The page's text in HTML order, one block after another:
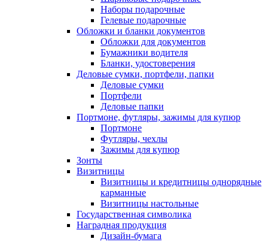
Наборы подарочные
Гелевые подарочные
Обложки и бланки документов
Обложки для документов
Бумажники водителя
Бланки, удостоверения
Деловые сумки, портфели, папки
Деловые сумки
Портфели
Деловые папки
Портмоне, футляры, зажимы для купюр
Портмоне
Футляры, чехлы
Зажимы для купюр
Зонты
Визитницы
Визитницы и кредитницы однорядные
карманные
Визитницы настольные
Государственная символика
Наградная продукция
Дизайн-бумага